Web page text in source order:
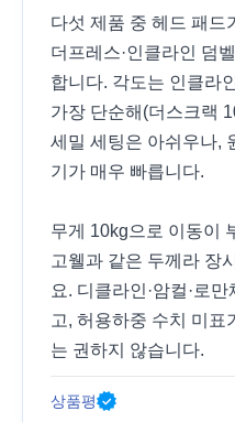
다섯 제품 중 헤드 패드
더프레스·인클라인 덤
합니다. 각도는 인클라
가장 단순해(더스크랙
세밀 세팅은 아쉬우나,
기가 매우 빠릅니다.
무게 10kg으로 이동이
고웰과 같은 두께라 장
요. 디클라인·암컬·로
고, 허용하중 수치 미표
는 권하지 않습니다.
상품평